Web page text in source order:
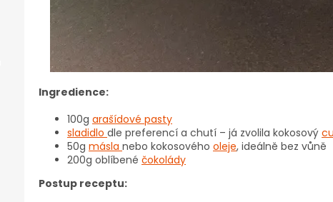
Ingredience:
100g arašídové pasty
sladidlo dle preferencí a chutí – já zvolila kokosový
50g másla nebo kokosového oleje, ideálně bez vůně
200g oblíbené čokolády
Postup receptu: